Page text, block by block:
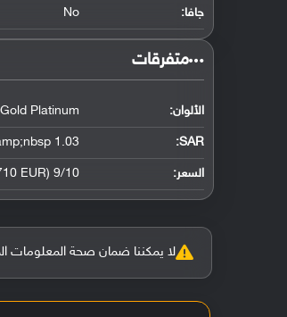
جافا: No
‏متفرقات‏
الألوان: Platinum
SAR
:
1.03 W/kg (head) &amp;nbsp; &amp;nbsp; 1.59 W/kg (body) &amp;nbsp; &amp;nbsp;
السعر: 9/10 (About 710 EUR)
لا يمكننا ضمان صحة المعلومات الموجودة في